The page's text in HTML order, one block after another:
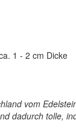
1 - 2 cm Dicke
vom
dadurch tolle,